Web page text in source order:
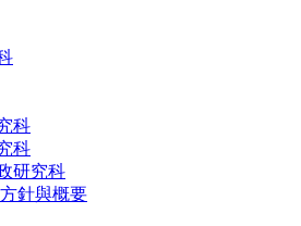
科
科
研究科
針與概要